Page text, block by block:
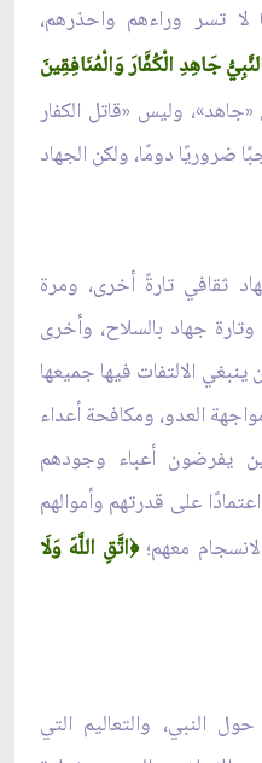
لا تسر وراءهم واحذرهم،
جَاهِدِ الْكُفَّارَ وَالْمُنَافِقِينَ
«جاهد»، وليس «قاتل الكفار
ضروريًا دومًا، ولكن الجهاد
ثقافي تارةً أخرى، ومرة
جهاد بالسلاح، وأخرى
ينبغي الالتفات فيها جميعها
العدو، ومكافحة أعداء
يفرضون أعباء وجودهم
على قدرتهم وأموالهم
معهم؛﴿اتَّقِ اللَّهَ وَلَا
النبي، والتعاليم التي